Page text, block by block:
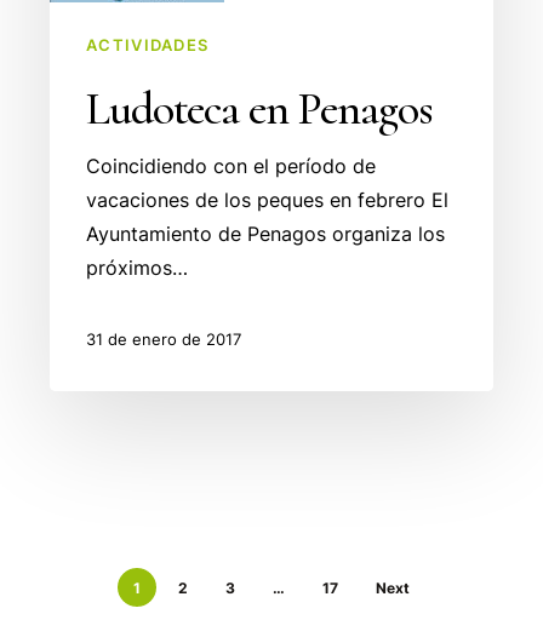
ACTIVIDADES
Ludoteca en Penagos
Coincidiendo con el período de
vacaciones de los peques en febrero El
Ayuntamiento de Penagos organiza los
próximos…
31 de enero de 2017
1 2 3 … 17 Next